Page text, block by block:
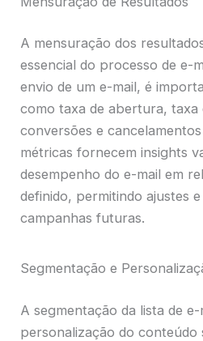
A mensuração dos
essencial do processo de e-
envio de um e-mail, é
como taxa de abertura, taxa
conversões e
métricas fornecem insights
desempenho do e-mail em
definido, permitindo ajustes
campanhas futuras.
Segmentação e
A segmentação da lista de e-
personalização do conteúdo